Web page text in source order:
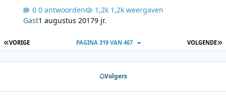
0 antwoorden
1,2k weergaven
Gast1 augustus 20179 jr.
EERSTE PAGINA
VORIGE VOLGENDE
PAGINA 319 VAN 467
Volgers